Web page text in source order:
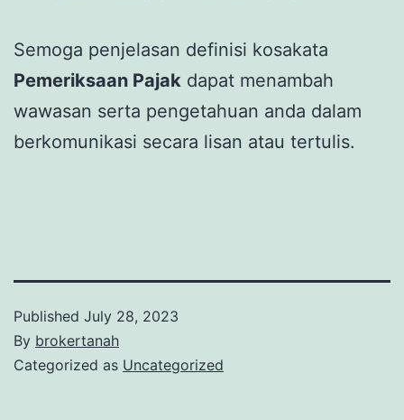
Semoga penjelasan definisi kosakata
Pemeriksaan Pajak dapat menambah
wawasan serta pengetahuan anda dalam
berkomunikasi secara lisan atau tertulis.
Published July 28, 2023
By brokertanah
Categorized as Uncategorized